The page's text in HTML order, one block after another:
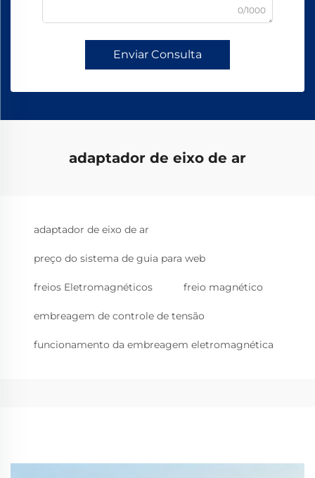
0/1000
Enviar Consulta
adaptador de eixo de ar
adaptador de eixo de ar
preço do sistema de guia para web
freios Eletromagnéticos freio magnético
embreagem de controle de tensão
funcionamento da embreagem eletromagnética